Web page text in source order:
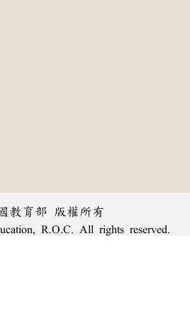
教育部 版權所有
R.O.C. All rights reserved.